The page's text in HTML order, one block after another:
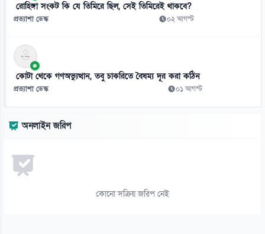
দেশের ৪ বিভাগে ভারী বৃষ্টিপাতের সতর্কতা
১২
বাংলাদেশি কর্মীদের আকামা নিয়ে বড় সুখবর দিল সৌদি সরকার
০৬ আগস্ট
বিশ্ববাজারে কমলো তেলের দাম
১৪
রোহিঙ্গা সংকট কি যে তিমিরে ছিল, সেই তিমিরেই থাকবে?
প্রত্যাশা ডেস্ক ০২ আগস্ট
কোটা থেকে গণঅভ্যুত্থান, তবু চাকরিতে বৈষম্য দূর করা কঠিন
প্রত্যাশা ডেস্ক ০১ আগস্ট
অনলাইন জরিপ
কোনো সক্রিয় জরিপ নেই